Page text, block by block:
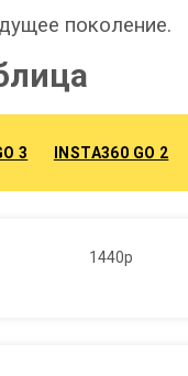
поколение.
3 INSTA360 GO 2
1440р